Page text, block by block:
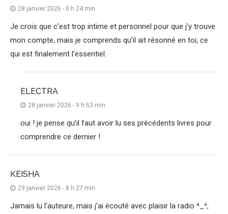
28 janvier 2026 - 0 h 24 min
Je crois que c’est trop intime et personnel pour que j’y trouve
mon compte, mais je comprends qu’il ait résonné en toi, ce
qui est finalement l’essentiel.
ELECTRA
28 janvier 2026 - 9 h 53 min
oui ! je pense qu’il faut avoir lu ses précédents livres pour
comprendre ce dernier !
KEISHA
29 janvier 2026 - 8 h 27 min
Jamais lu l’auteure, mais j’ai écouté avec plaisir la radio ^_^,